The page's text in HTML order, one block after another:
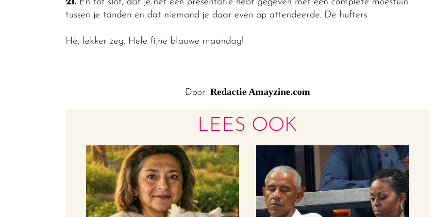
21.En tot slot, dat je net een presentatie hebt gegeven met een complete moestuin
tussen je tanden en dat níemand je daar even op attendeerde. De hufters.
Hè, lekker zeg. Hele fijne blauwe maandag!
Door: Redactie Amayzine.com
LEES OOK